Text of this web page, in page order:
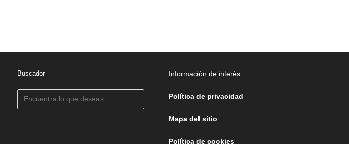
Buscador Información de interés
Política de privacidad
Mapa del sitio
Política de cookies